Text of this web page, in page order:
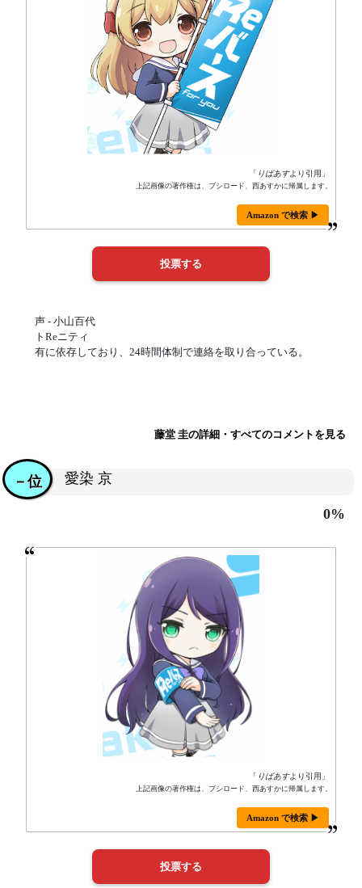
「 りばあすより引用」
上記画像の著作権は、ブシロード、西あすかに帰属します。
Amazon で検索 ▶
声 - 小山百代
トReニティ
有に依存しており、24時間体制で連絡を取り合っている。
藤堂 圭の詳細・すべてのコメントを見る
愛染 京
－位
0%
「 りばあすより引用」
上記画像の著作権は、ブシロード、西あすかに帰属します。
Amazon で検索 ▶